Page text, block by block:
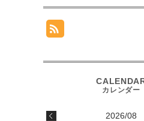
2026/08